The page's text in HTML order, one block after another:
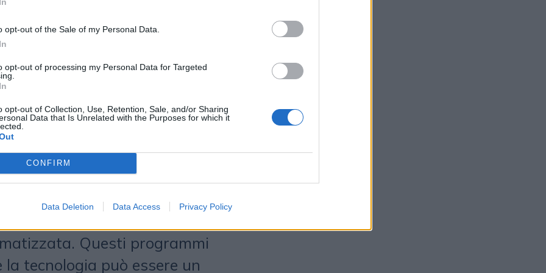
opt-out of the Sale of my Personal Data.
opt-out of processing my Personal Data for Targeted
opt-out of Collection, Use, Retention, Sale, and/or Sharing
Data that Is Unrelated with the Purposes for which it
CONFIRM
Data Deletion Data Access Privacy Policy
terzo millennio e metterci in
del denaro.
di prodotti come El Pastor
Shepherd, RTVE - Spagna), che
che hanno trasformato e
pratiche della pastorizia grazie
artificiale, e Together...
un documentario che
dei sistemi robotizzati,
agricole in maniera
Questi programmi
tecnologia può essere un